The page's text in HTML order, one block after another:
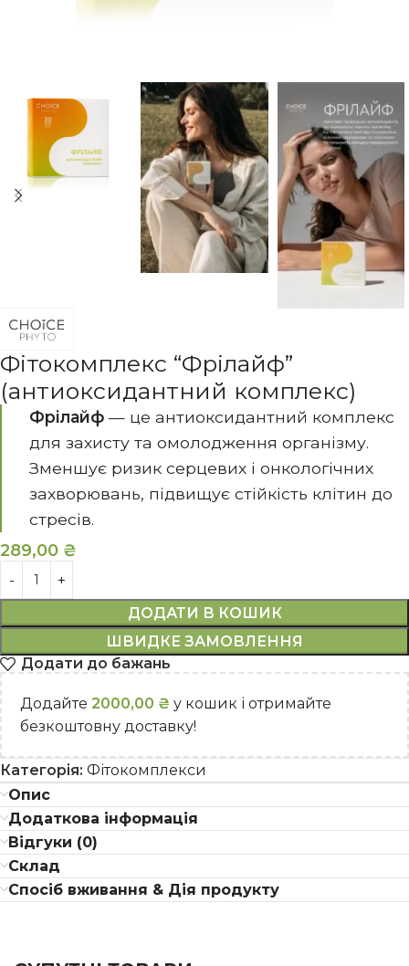
Фітокомплекс “Фрілайф”
(антиоксидантний комплекс)
Фрілайф — це антиоксидантний комплекс
для захисту та омолодження організму.
Зменшує ризик серцевих і онкологічних
захворювань, підвищує стійкість клітин до
стресів.
289,00 ₴
ДОДАТИ В КОШИК
ШВИДКЕ ЗАМОВЛЕННЯ
Додати до бажань
Додайте 2000,00 ₴ у кошик і отримайте
безкоштовну доставку!
Категорія: Фітокомплекси
Опис
Додаткова інформація
Відгуки (0)
Склад
Спосіб вживання & Дія продукту